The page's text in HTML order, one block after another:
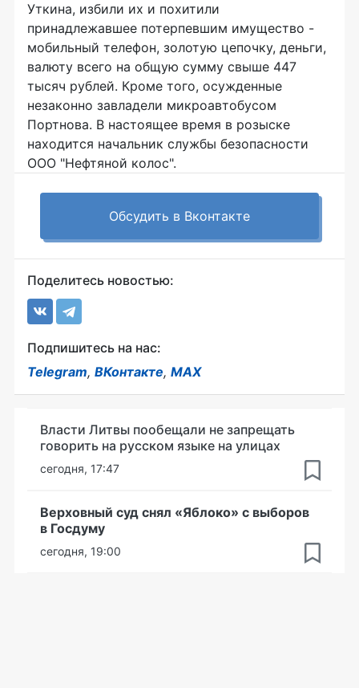
Уткина, избили их и похитили
принадлежавшее потерпевшим имущество -
мобильный телефон, золотую цепочку, деньги,
валюту всего на общую сумму свыше 447
тысяч рублей. Кроме того, осужденные
незаконно завладели микроавтобусом
Портнова. В настоящее время в розыске
находится начальник службы безопасности
ООО "Нефтяной колос".
Обсудить в Вконтакте
Поделитесь новостью:
Подпишитесь на нас:
Telegram, ВКонтакте, MAX
Власти Литвы пообещали не запрещать
говорить на русском языке на улицах
сегодня, 17:47
Верховный суд снял «Яблоко» с выборов
в Госдуму
сегодня, 19:00